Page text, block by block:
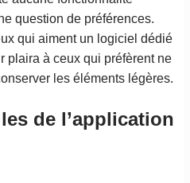
question de préférences.
qui aiment un logiciel dédié
plaira à ceux qui préfèrent ne
les éléments légères.
de l’application